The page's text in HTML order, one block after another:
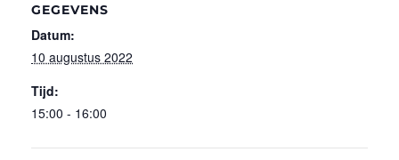
GEGEVENS
Datum:
10 augustus 2022
Tijd:
15:00 - 16:00